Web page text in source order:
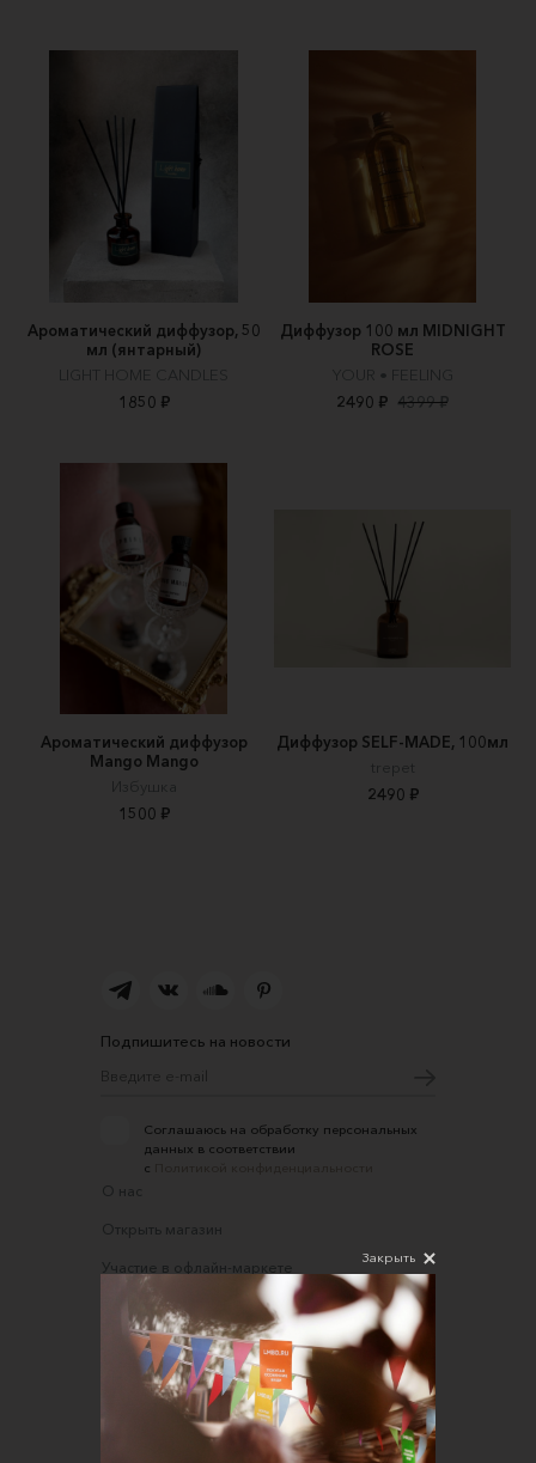
Ароматический диффузор, 50
мл (янтарный)
LIGHT HOME CANDLES
1850 ₽
Диффузор 100 мл MIDNIGHT
ROSE
YOUR • FEELING
2490 ₽ 4399 ₽
Ароматический диффузор
Mango Mango
Избушка
1500 ₽
Диффузор SELF-MADE, 100мл
trepet
2490 ₽
Подпишитесь на новости
Соглашаюсь на обработку персональных
данных в соответствии
с
О нас
Открыть магазин
Участие в офлайн-маркете
Требования к фотографиям
Обратная связь
Соглашение об оказании услуг
Закрыть